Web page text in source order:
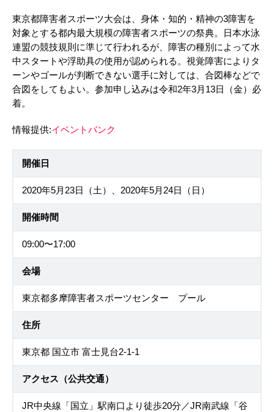
東京都障害者スポーツ大会は、身体・知的・精神の3障害を
対象とする都内最大規模の障害者スポーツの祭典。日本水泳
連盟の競技規則に準じて行われるが、障害の種別によって水
中スタートや浮助具の使用が認められる。視覚障害によりタ
ーンやゴールが判断できない選手に対しては、合図棒などで
合図をしてもよい。参加申し込みは令和2年3月13日（金）必
着。
情報提供:イベントバンク
開催日
2020年5月23日（土）、2020年5月24日（日）
開催時間
09:00〜17:00
会場
東京都多摩障害者スポーツセンター プール
住所
東京都 国立市 富士見台2-1-1
アクセス（公共交通）
JR中央線「国立」駅南口より徒歩20分／JR南武線「谷